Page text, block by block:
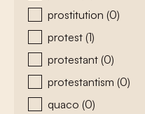
prostitution (0)
protest (1)
protestant (0)
protestantism (0)
quaco (0)